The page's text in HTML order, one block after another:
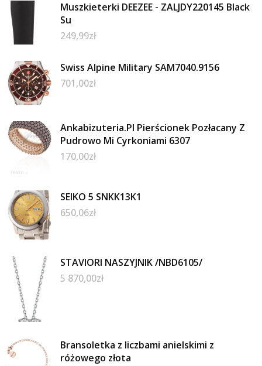
Muszkieterki DEEZEE - ZALJDY220145 Black
Su
249,99zł
Swiss Alpine Military SAM7040.9156
701,00zł
Ankabizuteria.Pl Pierścionek Pozłacany Z
Pudrowo Mi Cyrkoniami 6307
170,00zł
SEIKO 5 SNKK13K1
650,06zł
STAVIORI NASZYJNIK /NBD6105/
5 870,00zł
Bransoletka z liczbami anielskimi z
różowego złota